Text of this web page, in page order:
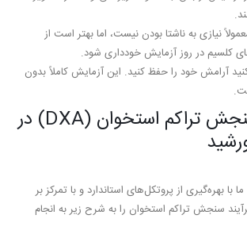
نیازی به ناشتا بودن نیست، اما بهتر است از
کلسیم در روز آزمایش خودداری شود.
آرامش خود را حفظ کنید. این آزمایش کاملاً بدون
روند انجام سنجش تراکم استخوان (DXA) در
با بهره‌گیری از پروتکل‌های استاندارد و با تمرکز بر
سنجش تراکم استخوان را به شرح زیر به انجام